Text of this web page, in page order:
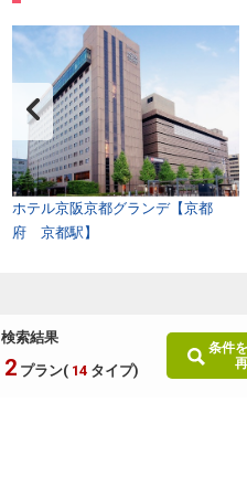
検索結果
2 プラン( 14 タイプ)
条件
ホテル京阪京都グランデ【京都
府 京都駅】